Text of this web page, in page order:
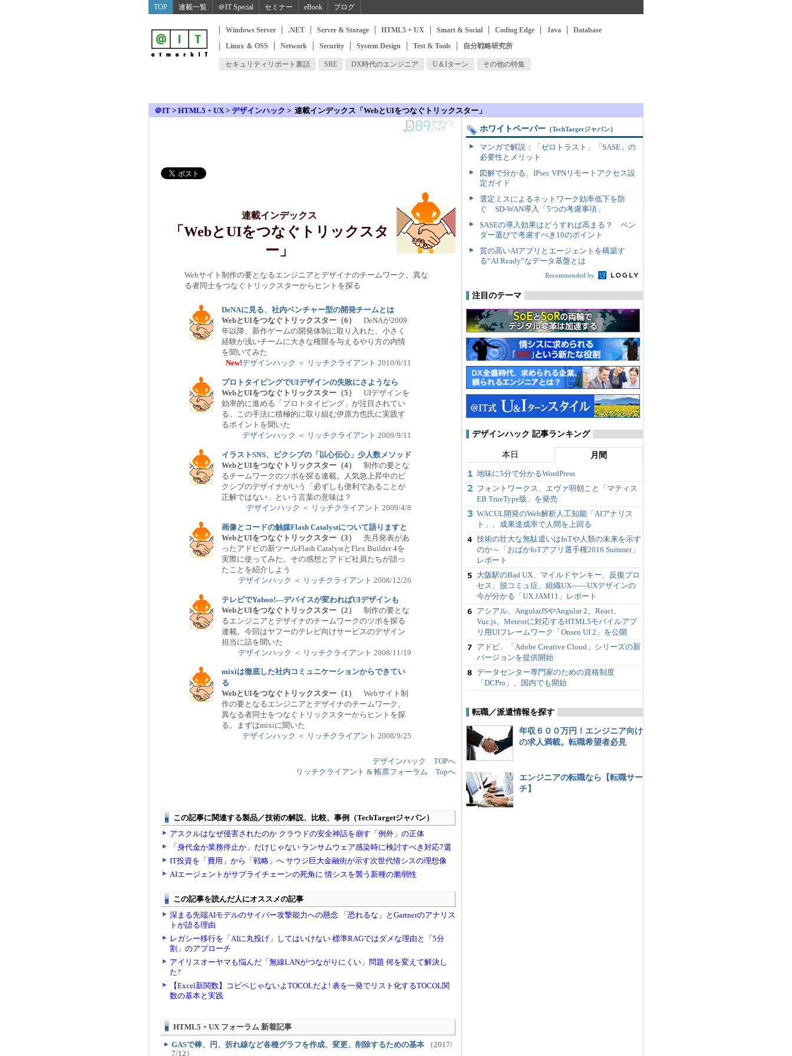
TOP 連載一覧 ＠IT Special セミナー eBook ブログ
Windows Server .NET Server & Storage HTML5 + UX Smart & Social Coding Edge Java
Database
Linux ＆ OSS
Network Security System Design Test & Tools 自分戦略研究所
セキュリティリポート裏話 SRE DX時代のエンジニア U＆Iターン その他の特集
＠IT > HTML5 + UX> デザインハック > 連載インデックス「WebとUIをつなぐトリックスター」
連載インデックス
「WebとUIをつなぐトリックスタ
ー」
Webサイト制作の要となるエンジニアとデザイナのチームワーク。異な
る者同士をつなぐトリックスターからヒントを探る
DeNAに見る、社内ベンチャー型の開発チームとは
WebとUIをつなぐトリックスター（6） DeNAが2009
年以降、新作ゲームの開発体制に取り入れた、小さく
経験が浅いチームに大きな権限を与えるやり方の内情
を聞いてみた
New!デザインハック ＜ リッチクライアント 2010/6/11
プロトタイピングでUIデザインの失敗にさようなら
WebとUIをつなぐトリックスター（5） UIデザインを
効率的に進める「プロトタイピング」が注目されてい
る。この手法に積極的に取り組む伊原力也氏に実践す
るポイントを聞いた
デザインハック ＜ リッチクライアント 2009/9/11
イラストSNS、ピクシブの「以心伝心」少人数メソッド
WebとUIをつなぐトリックスター（4） 制作の要とな
るチームワークのツボを探る連載。人気急上昇中のピ
クシブのデザイナがいう「必ずしも便利であることが
正解ではない」という言葉の意味は？
デザインハック ＜ リッチクライアント 2009/4/8
画像とコードの触媒Flash Catalystについて語りますと
WebとUIをつなぐトリックスター（3） 先月発表があ
ったアドビの新ツールFlash CatalystとFlex Builder 4を
実際に使ってみた。その感想とアドビ社員たちが語っ
たことを紹介しよう
デザインハック ＜ リッチクライアント 2008/12/26
テレビでYahoo!―デバイスが変わればUIデザインも
WebとUIをつなぐトリックスター（2） 制作の要とな
るエンジニアとデザイナのチームワークのツボを探る
連載。今回はヤフーのテレビ向けサービスのデザイン
担当に話を聞いた
デザインハック ＜ リッチクライアント 2008/11/19
mixiは徹底した社内コミュニケーションからできてい
る
WebとUIをつなぐトリックスター（1） Webサイト制
作の要となるエンジニアとデザイナのチームワーク。
異なる者同士をつなぐトリックスターからヒントを探
る。まずはmixiに聞いた
デザインハック ＜ リッチクライアント 2008/9/25
デザインハック TOPへ
リッチクライアント & 帳票フォーラム Topへ
HTML5 + UX フォーラム 新着記事
GASで棒、円、折れ線など各種グラフを作成、変更、削除するための基本 （2017/
7/12）
ホワイトペーパー （TechTargetジャパン）
マンガで解説：「ゼロトラスト」「SASE」の
必要性とメリット
図解で分かる、IPsec VPNリモートアクセス設
定ガイド
選定ミスによるネットワーク効率低下を防
ぐ SD-WAN導入「5つの考慮事項」
SASEの導入効果はどうすれば高まる？ ベン
ダー選びで考慮すべき10のポイント
質の高いAIアプリとエージェントを構築す
る“AI Ready”なデータ基盤とは
Recommended by
注目のテーマ
デザインハック 記事ランキング
本日 月間
地味に5分で分かるWordPress
フォントワークス、エヴァ明朝こと「マティス
EB TrueType版」を発売
WACUL開発のWeb解析人工知能「AIアナリス
ト」、成果達成率で人間を上回る
技術の壮大な無駄遣いはIoTや人類の未来を示す
のか～「おばかIoTアプリ選手権2016 Summer」
レポート
大阪駅のBad UX、マイルドヤンキー、反復プロ
セス、脱コミュ症、組織UX――UXデザインの
今が分かる「UX JAM11」レポート
アシアル、AngularJSやAngular 2、React、
Vue.js、Meteorに対応するHTML5モバイルアプ
リ用UIフレームワーク「Onsen UI 2」を公開
アドビ、「Adobe Creative Cloud」シリーズの新
バージョンを提供開始
データセンター専門家のための資格制度
「DCPro」、国内でも開始
転職／派遣情報を探す
年収６００万円！エンジニア向け
の求人満載。転職希望者必見
エンジニアの転職なら【転職サー
チ】